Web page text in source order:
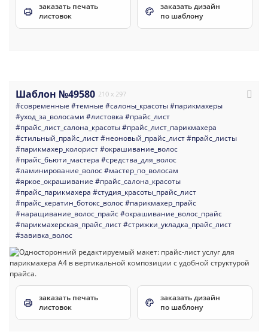
заказать печать
листовок
заказать дизайн
по шаблону
Шаблон №49580 210 x 297
#современные #темные #салоны_красоты#парикмахеры
#уход_за_волосами #листовка #прайс_лист
#прайс_лист_салона_красоты#прайс_лист_парикмахера
#стильный_прайс_лист#неоновый_прайс_лист#прайс_листы
#парикмахер_колорист#окрашивание_волос
#прайс_бьюти_мастера #средства_для_волос
#ламинирование_волос#мастер_по_волосам
#яркое_окрашивание #прайс_салона_красоты
#прайс_парикмахера #студия_красоты_прайс_лист
#прайс_кератин_ботокс_волос#парикмахер_прайс
#наращивание_волос_прайс#окрашивание_волос_прайс
#парикмахерская_прайс_лист#стрижки_укладка_прайс_лист
#завивка_волос
заказать печать
листовок
заказать дизайн
по шаблону